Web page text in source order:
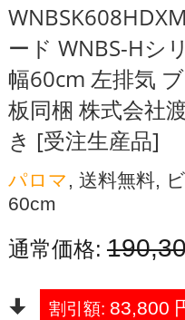
ード WNBS-Hシ
幅60cm 左排気
板同梱 株式会社
き [受注生産品]
パロマ , 送料無料,
60cm
通常価格:
割引額: 83,800